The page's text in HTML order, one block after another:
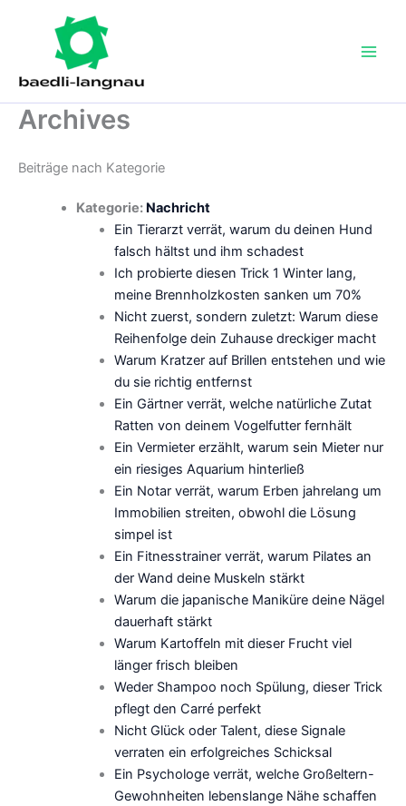
Archives
Beiträge nach Kategorie
Kategorie: Nachricht
Ein Tierarzt verrät, warum du deinen Hund
falsch hältst und ihm schadest
Ich probierte diesen Trick 1 Winter lang,
meine Brennholzkosten sanken um 70%
Nicht zuerst, sondern zuletzt: Warum diese
Reihenfolge dein Zuhause dreckiger macht
Warum Kratzer auf Brillen entstehen und wie
du sie richtig entfernst
Ein Gärtner verrät, welche natürliche Zutat
Ratten von deinem Vogelfutter fernhält
Ein Vermieter erzählt, warum sein Mieter nur
ein riesiges Aquarium hinterließ
Ein Notar verrät, warum Erben jahrelang um
Immobilien streiten, obwohl die Lösung
simpel ist
Ein Fitnesstrainer verrät, warum Pilates an
der Wand deine Muskeln stärkt
Warum die japanische Maniküre deine Nägel
dauerhaft stärkt
Warum Kartoffeln mit dieser Frucht viel
länger frisch bleiben
Weder Shampoo noch Spülung, dieser Trick
pflegt den Carré perfekt
Nicht Glück oder Talent, diese Signale
verraten ein erfolgreiches Schicksal
Ein Psychologe verrät, welche Großeltern-
Gewohnheiten lebenslange Nähe schaffen